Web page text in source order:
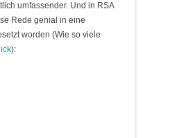
umfassender. Und in RSA
Rede genial in eine
worden (Wie so viele
):